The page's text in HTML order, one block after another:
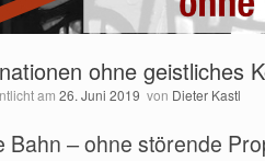
ohne geistliches
am 26. Juni 2019 von Dieter Kastl
Bahn ‒ ohne störende